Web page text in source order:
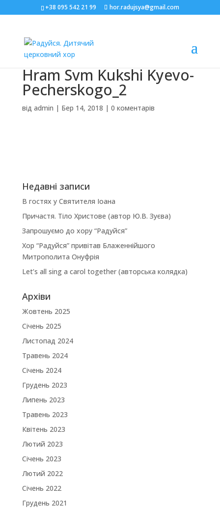
+38 095 542 21 99 hor.radujsya@gmail.com
Hram Svm Kukshi Kyevo-
Pecherskogo_2
від admin | Бер 14, 2018 | 0 коментарів
Недавні записи
В гостях у Святителя Іоана
Причастя. Тіло Христове (автор Ю.В. Зуєва)
Запрошуємо до хору “Радуйся”
Хор “Радуйся” привітав Блаженнійшого
Митрополита Онуфрія
Let’s all sing a carol together (авторська колядка)
Архіви
Жовтень 2025
Січень 2025
Листопад 2024
Травень 2024
Січень 2024
Грудень 2023
Липень 2023
Травень 2023
Квітень 2023
Лютий 2023
Січень 2023
Лютий 2022
Січень 2022
Грудень 2021